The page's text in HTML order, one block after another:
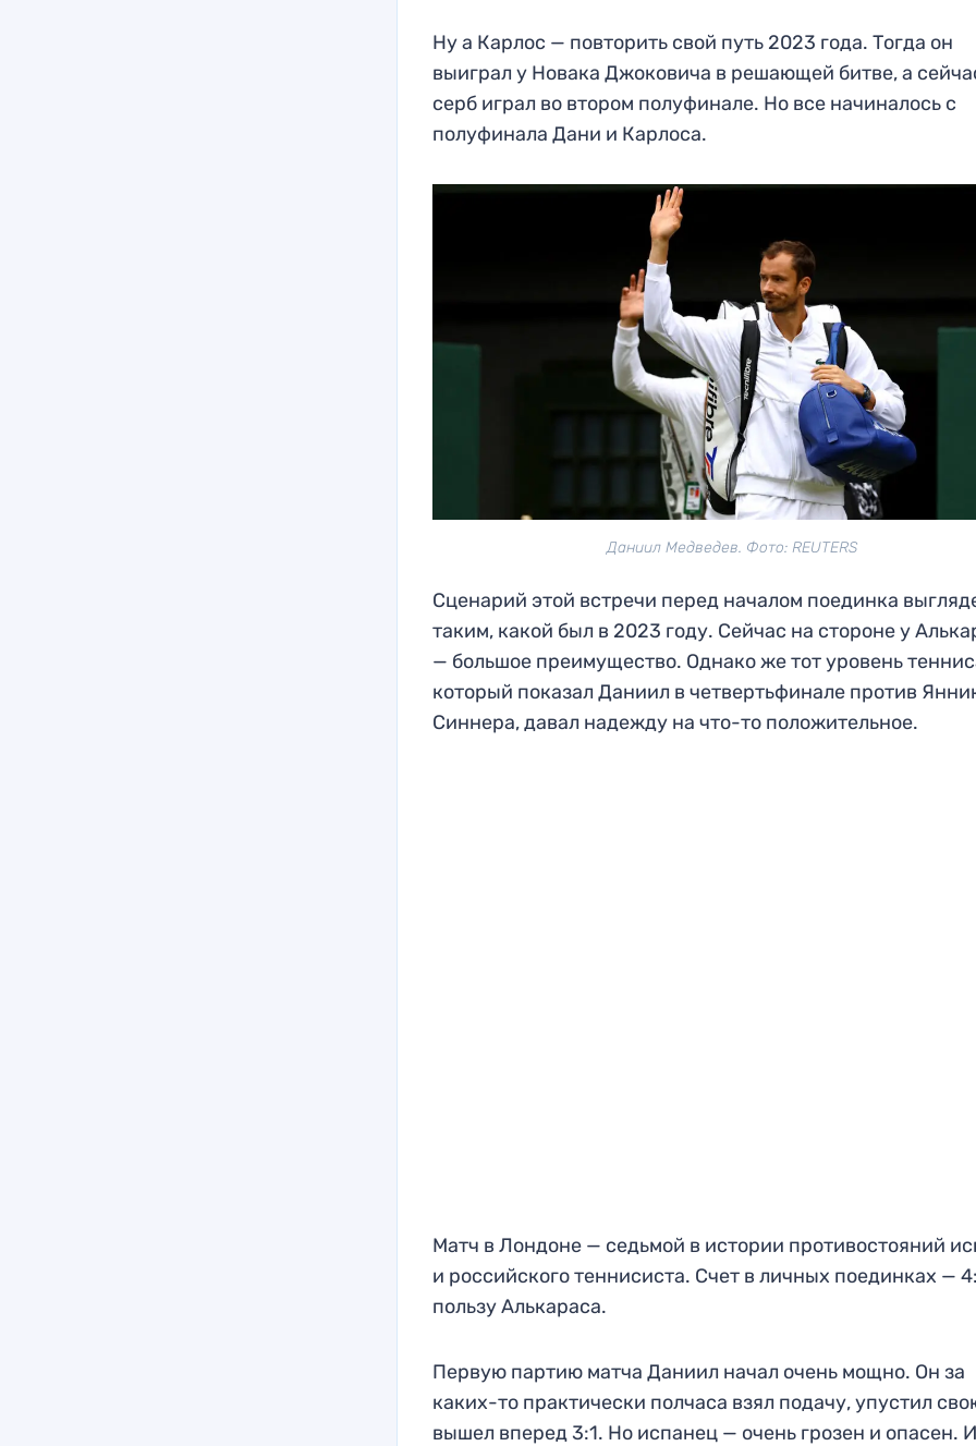
Ну а Карлос — повторить свой путь 2023 года. Тогда он
выиграл у Новака Джоковича в решающей битве, а
серб играл во втором полуфинале. Но все начиналось с
полуфинала Дани и Карлоса.
Даниил Медведев. Фото: REUTERS
Сценарий этой встречи перед началом поединка
таким, какой был в 2023 году. Сейчас на стороне у
— большое преимущество. Однако же тот уровень
который показал Даниил в четвертьфинале против
Синнера, давал надежду на что-то положительное.
Матч в Лондоне — седьмой в истории противостояний
и российского теннисиста. Счет в личных поединках —
пользу Алькараса.
Первую партию матча Даниил начал очень мощно. Он за
каких-то практически полчаса взял подачу, упустил
вышел вперед 3:1. Но испанец — очень грозен и опасен.